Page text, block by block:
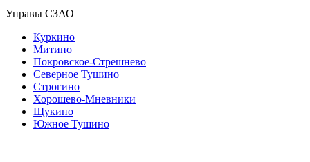
Управы СЗАО
Куркино
Митино
Покровское-Стрешнево
Северное Тушино
Строгино
Хорошево-Мневники
Щукино
Южное Тушино